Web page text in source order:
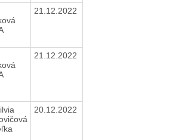
21.12.2022
21.12.2022
20.12.2022